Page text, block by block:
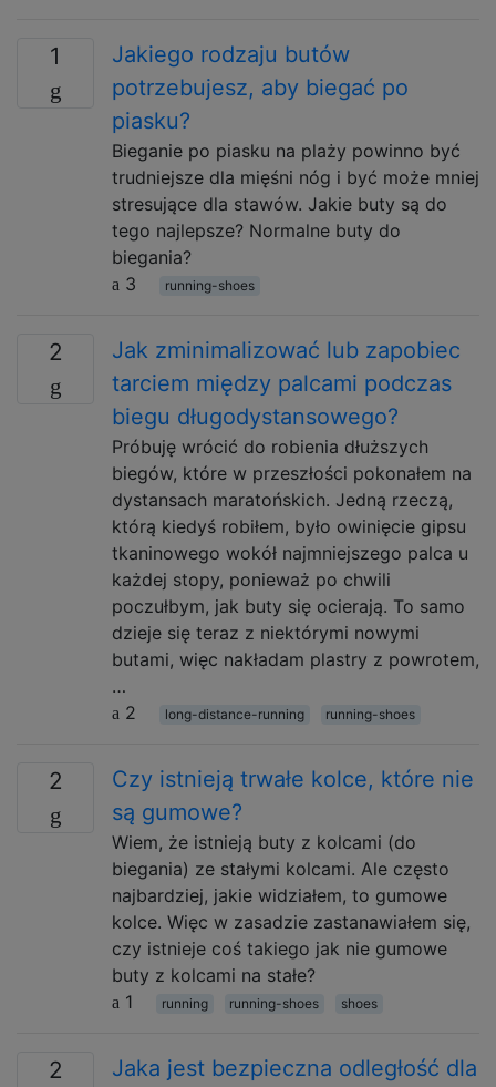
1
Jakiego rodzaju butów
potrzebujesz, aby biegać po
piasku?
Bieganie po piasku na plaży powinno być
trudniejsze dla mięśni nóg i być może mniej
stresujące dla stawów. Jakie buty są do
tego najlepsze? Normalne buty do
biegania?
3
running-shoes
2
Jak zminimalizować lub zapobiec
tarciem między palcami podczas
biegu długodystansowego?
Próbuję wrócić do robienia dłuższych
biegów, które w przeszłości pokonałem na
dystansach maratońskich. Jedną rzeczą,
którą kiedyś robiłem, było owinięcie gipsu
tkaninowego wokół najmniejszego palca u
każdej stopy, ponieważ po chwili
poczułbym, jak buty się ocierają. To samo
dzieje się teraz z niektórymi nowymi
butami, więc nakładam plastry z powrotem,
…
2
long-distance-running running-shoes
2
Czy istnieją trwałe kolce, które nie
są gumowe?
Wiem, że istnieją buty z kolcami (do
biegania) ze stałymi kolcami. Ale często
najbardziej, jakie widziałem, to gumowe
kolce. Więc w zasadzie zastanawiałem się,
czy istnieje coś takiego jak nie gumowe
buty z kolcami na stałe?
1
running running-shoes shoes
2
Jaka jest bezpieczna odległość dla